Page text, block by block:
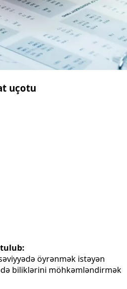
uçotu
öyrənmək istəyən
biliklərini möhkəmləndirmək